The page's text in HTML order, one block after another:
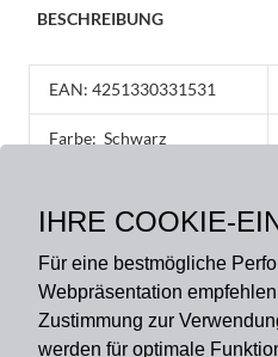
IHRE COOKIE-
Für eine bestmögliche
Webpräsentation
Zustimmung zur
werden für optimale
BESCHREIBUNG
EAN: 4251330331531
Farbe: Schwarz
100% Baumwolle